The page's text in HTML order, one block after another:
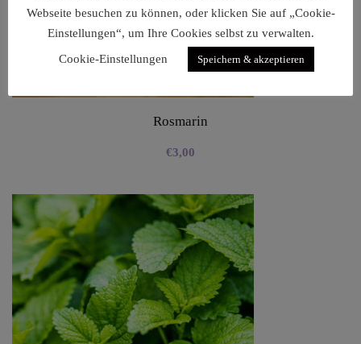
Rosmarin
€3,00
Webseite besuchen zu können, oder klicken Sie auf „Cookie-
Einstellungen“, um Ihre Cookies selbst zu verwalten.
Cookie-Einstellungen
Speichern & akzeptieren